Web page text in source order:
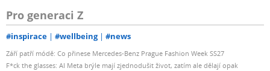
Pro generaci Z
#inspirace #wellbeing #news
Září patří módě: Co přinese Mercedes-Benz Prague Fashion Week SS27
F*ck the glasses: AI Meta brýle mají zjednodušit život, zatím ale dělají opak